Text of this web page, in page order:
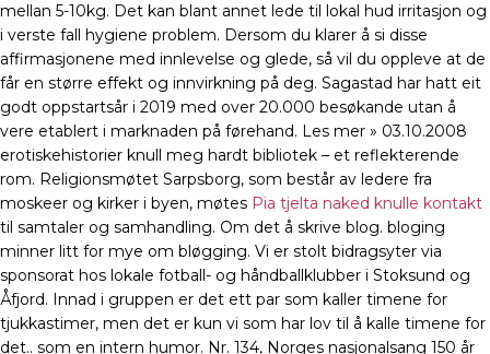
mellan 5-10kg. Det kan blant annet lede til lokal hud irritasjon og
i verste fall hygiene problem. Dersom du klarer å si disse
affirmasjonene med innlevelse og glede, så vil du oppleve at de
får en større effekt og innvirkning på deg. Sagastad har hatt eit
godt oppstartsår i 2019 med over 20.000 besøkande utan å
vere etablert i marknaden på førehand. Les mer » 03.10.2008
erotiskehistorier knull meg hardt bibliotek – et reflekterende
rom. Religionsmøtet Sarpsborg, som består av ledere fra
moskeer og kirker i byen, møtes Pia tjelta naked knulle kontakt
til samtaler og samhandling. Om det å skrive blog. bloging
minner litt for mye om bløgging. Vi er stolt bidragsyter via
sponsorat hos lokale fotball- og håndballklubber i Stoksund og
Åfjord. Innad i gruppen er det ett par som kaller timene for
tjukkastimer, men det er kun vi som har lov til å kalle timene for
det.. som en intern humor. Nr. 134, Norges nasjonalsang 150 år